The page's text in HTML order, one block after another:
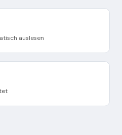
auslesen